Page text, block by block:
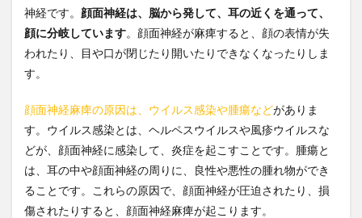
神経です。 顔面神経は、脳から発して、耳の近くを通って、
顔に分岐しています。顔面神経が麻痺すると、顔の表情が失
われたり、目や口が閉じたり開いたりできなくなったりしま
す。
顔面神経麻痺の原因は、ウイルス感染や腫瘍などがありま
す。ウイルス感染とは、ヘルペスウイルスや風疹ウイルスな
どが、顔面神経に感染して、炎症を起こすことです。腫瘍と
は、耳の中や顔面神経の周りに、良性や悪性の腫れ物ができ
ることです。これらの原因で、顔面神経が圧迫されたり、損
傷されたりすると、顔面神経麻痺が起こります。